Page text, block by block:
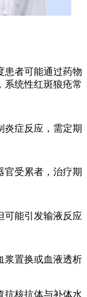
患者可能通过药物
系统性红斑狼疮常
炎症反应，需定期
官受累者，治疗期
可能引发输液反应
浆置换或血液透析
抗核抗体与补体水